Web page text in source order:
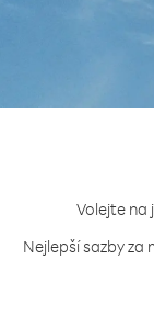
Volejte na
Nejlepší sazby